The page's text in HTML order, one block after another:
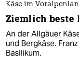
Käse im
Ziemlich beste
An der Allgäuer
und Bergkäse.
Basilikum.